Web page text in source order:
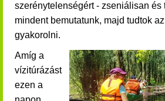
szerénytelenségért - zseniálisan és
mindent bemutatunk, majd tudtok
gyakorolni.
Amíg a
vízitúrázást
ezen a